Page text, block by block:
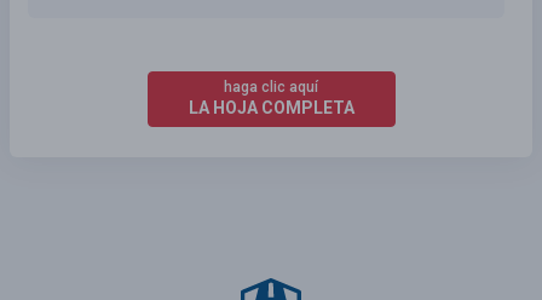
haga clic aquí
LA HOJA COMPLETA